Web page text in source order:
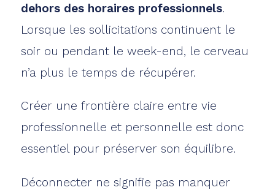
dehors des horaires professionnels.
Lorsque les sollicitations continuent le
soir ou pendant le week-end, le cerveau
n’a plus le temps de récupérer.
Créer une frontière claire entre vie
professionnelle et personnelle est donc
essentiel pour préserver son équilibre.
Déconnecter ne signifie pas manquer